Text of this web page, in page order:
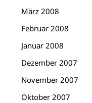
März 2008
Februar 2008
Januar 2008
Dezember 2007
November 2007
Oktober 2007